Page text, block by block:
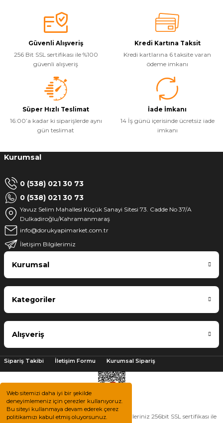
Web sitemizi daha iyi bir şekilde
deneyimlemeniz için çerezler kullanıyoruz.
Bu siteyi kullanmaya devam ederek çerez
politikamızı kabul etmiş oluyorsunuz.
Güvenli Alışveriş
256 Bit SSL sertifikası ile %100
güvenli alışveriş
Kredi Kartına Taksit
Kredi kartlarına 6 taksite varan
ödeme imkanı
Süper Hızlı Teslimat
16:00’a kadar ki siparişlerde aynı
gün teslimat
İade İmkanı
14 İş günü içerisinde ücretsiz iade
imkanı
Kurumsal
0 (538) 021 30 73
0 (538) 021 30 73
Yavuz Selim Mahallesi Küçük Sanayi Sitesi 73. Cadde No 37/A
Dulkadiroğlu/Kahramanmaraş
info@dorukyapimarket.com.tr
İletişim Bilgilerimiz
Kurumsal
Kategoriler
Alışveriş
Sipariş Takibi İletişim Formu Kurumsal Sipariş
2025 © Tüm hakları saklıdır. Kredi kartı bilgileriniz 256bit SSL sertifikası ile